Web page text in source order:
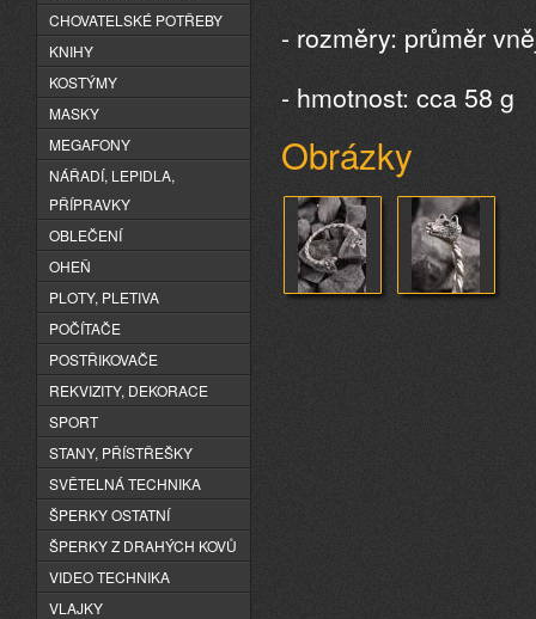
- rozměry: průměr
- hmotnost: cca 58 g
Obrázky
CHOVATELSKÉ POTŘEBY
KNIHY
KOSTÝMY
MASKY
MEGAFONY
NÁŘADÍ, LEPIDLA,
PŘÍPRAVKY
OBLEČENÍ
OHEŇ
PLOTY, PLETIVA
POČÍTAČE
POSTŘIKOVAČE
REKVIZITY, DEKORACE
SPORT
STANY, PŘÍSTŘEŠKY
SVĚTELNÁ TECHNIKA
ŠPERKY OSTATNÍ
ŠPERKY Z DRAHÝCH KOVŮ
VIDEO TECHNIKA
VLAJKY